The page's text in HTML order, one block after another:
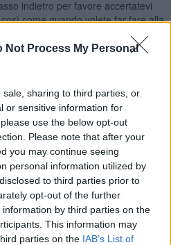
Not Process My Personal
sharing to third parties, or
or sensitive information for
use the below opt-out
Please note that after your
you may continue seeing
personal information utilized by
to third parties prior to
opt-out of the further
by third parties on the
This information may
parties on the IAB’s List of
indietro per favore accertatevi
come quando volete far fare alla
la patente tanghera di carta ma
indietro man mano che passa il
e pertanto non va bene.
la nostra chimica blu come la
dei nostri mari quale riconoscimento
Environmental Education) che
stare tranquilli e sguazzare nelle
gioia e leggerezza.
diverse categorie di patenti alle
che partiamo dall’A, l’auspicio
di guida in categoria “D”
di tutto il mondo.